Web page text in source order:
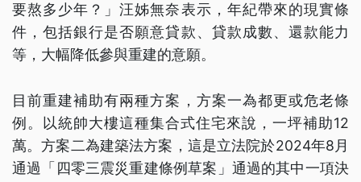
要熬多少年？」汪姊無奈表示，年紀帶來的現實條
件，包括銀行是否願意貸款、貸款成數、還款能力
等，大幅降低參與重建的意願。
目前重建補助有兩種方案，方案一為都更或危老條
例。以統帥大樓這種集合式住宅來說，一坪補助12
萬。方案二為建築法方案，這是立法院於2024年8月
通過「四零三震災重建條例草案」通過的其中一項決